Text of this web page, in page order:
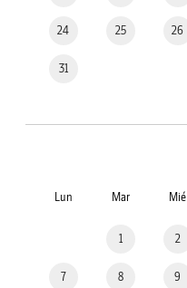
24 25 26
31
Lun Mar Mié
1 2
7 8 9